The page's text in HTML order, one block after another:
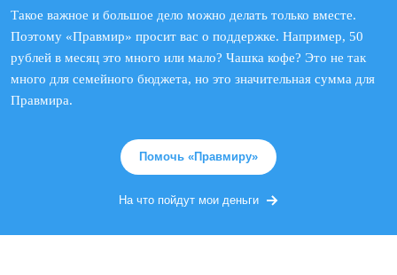
Такое важное и большое дело можно делать только вместе.
Поэтому «Правмир» просит вас о поддержке. Например, 50
рублей в месяц это много или мало? Чашка кофе? Это не так
много для семейного бюджета, но это значительная сумма для
Правмира.
Помочь «Правмиру»
На что пойдут мои деньги